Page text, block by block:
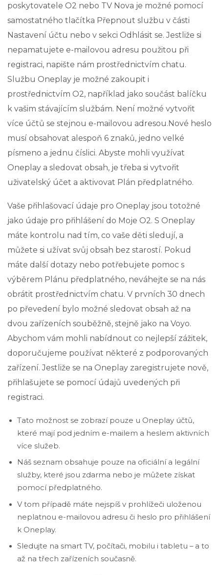
poskytovatele O2 nebo TV Nova je možné pomocí
samostatného tlačítka Přepnout službu v části
Nastavení účtu nebo v sekci Odhlásit se. Jestliže si
nepamatujete e-mailovou adresu použitou při
registraci, napište nám prostřednictvím chatu.
Službu Oneplay je možné zakoupit i
prostřednictvím O2, například jako součást balíčku
k vašim stávajícím službám. Není možné vytvořit
více účtů se stejnou e-mailovou adresou.Nové heslo
musí obsahovat alespoň 6 znaků, jedno velké
písmeno a jednu číslici. Abyste mohli využívat
Oneplay a sledovat obsah, je třeba si vytvořit
uživatelský účet a aktivovat Plán předplatného.
Vaše přihlašovací údaje pro Oneplay jsou totožné
jako údaje pro přihlášení do Moje O2. S Oneplay
máte kontrolu nad tím, co vaše děti sledují, a
můžete si užívat svůj obsah bez starostí. Pokud
máte další dotazy nebo potřebujete pomoc s
výběrem Plánu předplatného, neváhejte se na nás
obrátit prostřednictvím chatu. V prvních 30 dnech
po převedení bylo možné sledovat obsah až na
dvou zařízeních souběžně, stejně jako na Voyo.
Abychom vám mohli nabídnout co nejlepší zážitek,
doporučujeme používat některé z podporovaných
zařízení. Jestliže se na Oneplay zaregistrujete nově,
přihlašujete se pomocí údajů uvedených při
registraci.
Tato možnost se zobrazí pouze u Oneplay účtů,
které mají pod jedním e-mailem a heslem aktivních
více služeb.
Náš seznam obsahuje pouze na oficiální a legální
služby, které jsou zdarma nebo je můžete získat
pomocí předplatného.
V tom případě máte nejspíš v prohlížeči uloženou
neplatnou e-mailovou adresu či heslo pro přihlášení
k Oneplay.
Sledujte na smart TV, počítači, mobilu i tabletu – a to
až na třech zařízeních současně.